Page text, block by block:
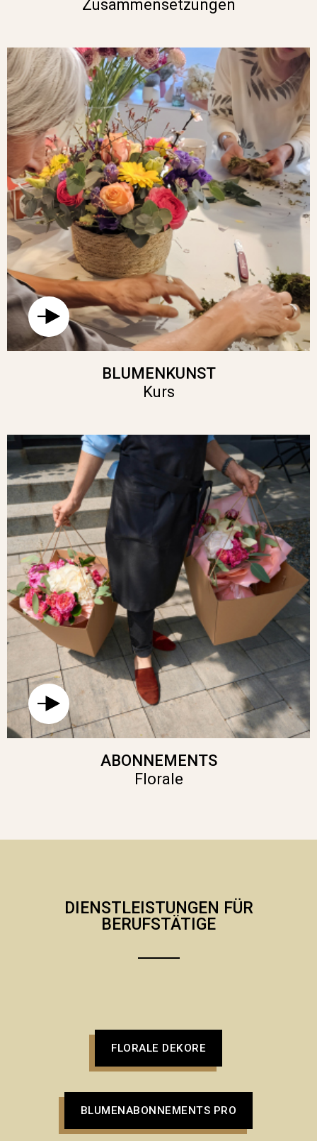
Zusammensetzungen
BLUMENKUNST
Kurs
ABONNEMENTS
Florale
DIENSTLEISTUNGEN FÜR
BERUFSTÄTIGE
FLORALE DEKORE
BLUMENABONNEMENTS PRO